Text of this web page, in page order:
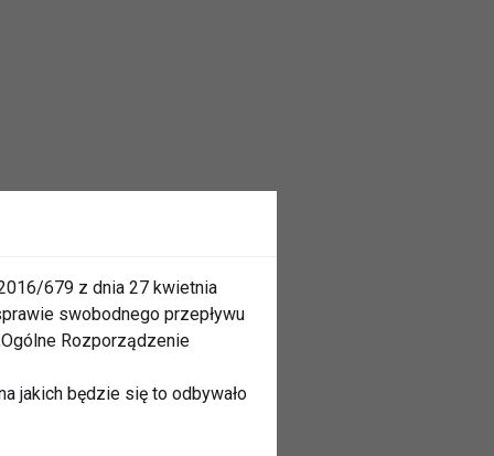
679 z dnia 27 kwietnia
swobodnego przepływu
Rozporządzenie
jakich będzie się to odbywało